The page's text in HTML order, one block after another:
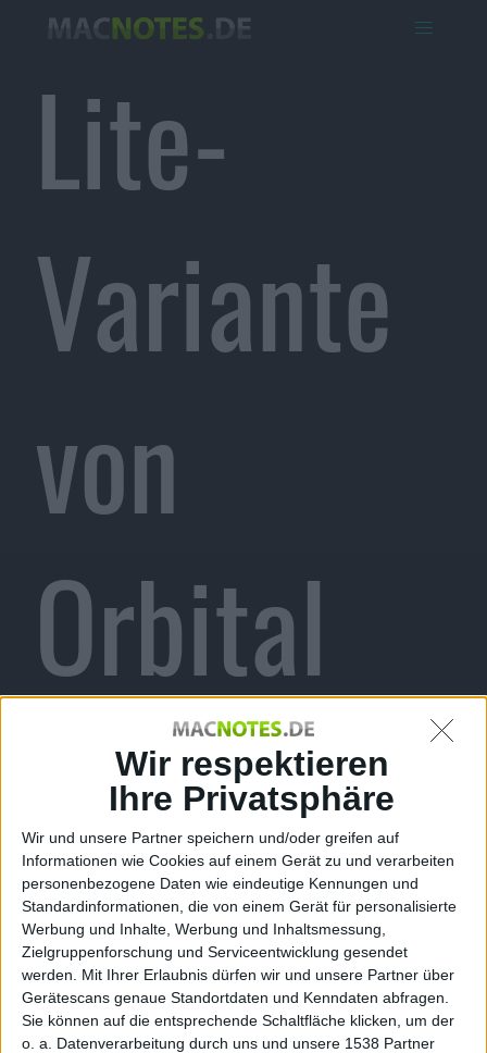
Wir respektieren
Ihre Privatsphäre
Wir und unsere Partner speichern und/oder greifen auf
Informationen wie Cookies auf einem Gerät zu und verarbeiten
personenbezogene Daten wie eindeutige Kennungen und
Standardinformationen, die von einem Gerät für personalisierte
Werbung und Inhalte, Werbung und Inhaltsmessung,
Zielgruppenforschung und Serviceentwicklung gesendet
werden.
Mit Ihrer Erlaubnis dürfen wir und unsere Partner über
Gerätescans genaue Standortdaten und Kenndaten abfragen.
Sie können auf die entsprechende Schaltfläche klicken, um der
o. a. Datenverarbeitung durch uns und unsere 1538 Partner
Lite-
Variante
von
Orbital
für
iPhone
Alexander Trust, den 1. Dezember 2009